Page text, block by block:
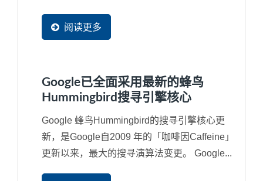
阅读更多
Google已全面采用最新的蜂鸟
Hummingbird搜寻引擎核心
Google 蜂鸟Hummingbird的搜寻引擎核心更
新，是Google自2009 年的「咖啡因Caffeine」
更新以来，最大的搜寻演算法变更。 Google...